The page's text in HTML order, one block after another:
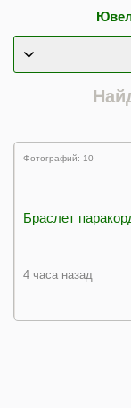
Фотографий: 10
Браслет
4 часа назад